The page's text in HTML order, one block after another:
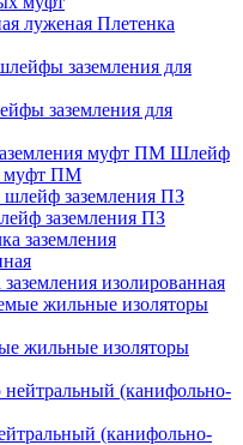
Плетенка
заземления для
Шлейф
муфт ПМ
заземления ПЗ
изолированная
жильные изоляторы
(канифольно-